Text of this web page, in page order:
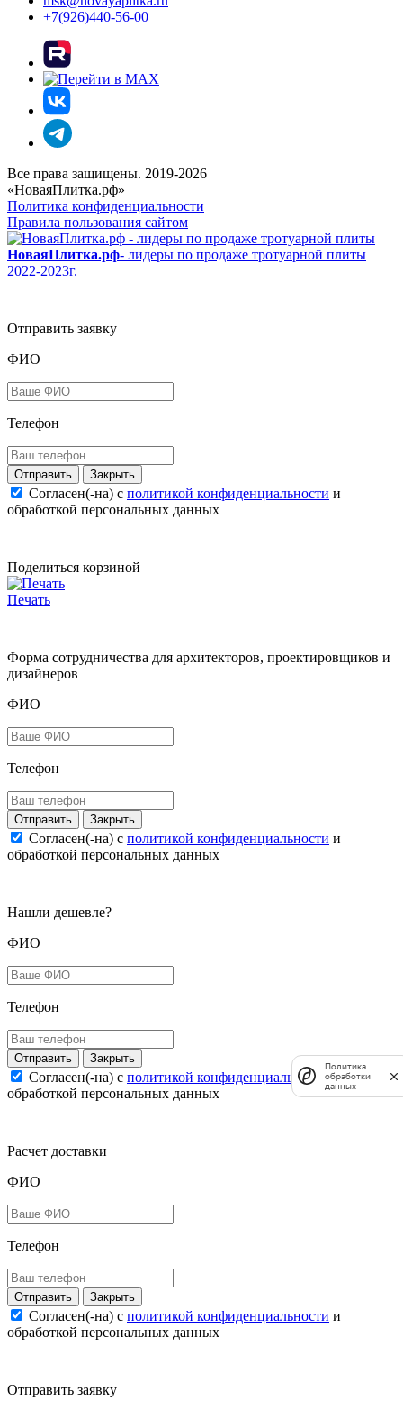
+7(926)440-56-00
Все права защищены. 2019-2026
«НоваяПлитка.рф»
Политика конфиденциальности
Правила пользования сайтом
НоваяПлитка.рф- лидеры по продаже тротуарной плиты
2022-2023г.
Отправить заявку
ФИО
Телефон
Закрыть
Согласен(-на) c политикой конфиденциальности и
обработкой персональных данных
Поделиться корзиной
Печать
Форма сотрудничества для архитекторов, проектировщиков и
дизайнеров
ФИО
Телефон
Закрыть
Согласен(-на) c политикой конфиденциальности и
обработкой персональных данных
Нашли дешевле?
ФИО
Телефон
Закрыть
Согласен(-на) c политикой конфиденциальностии
обработкой персональных данных
Расчет доставки
ФИО
Телефон
Закрыть
Согласен(-на) c политикой конфиденциальности и
обработкой персональных данных
Отправить заявку
Политика
обработки
данных